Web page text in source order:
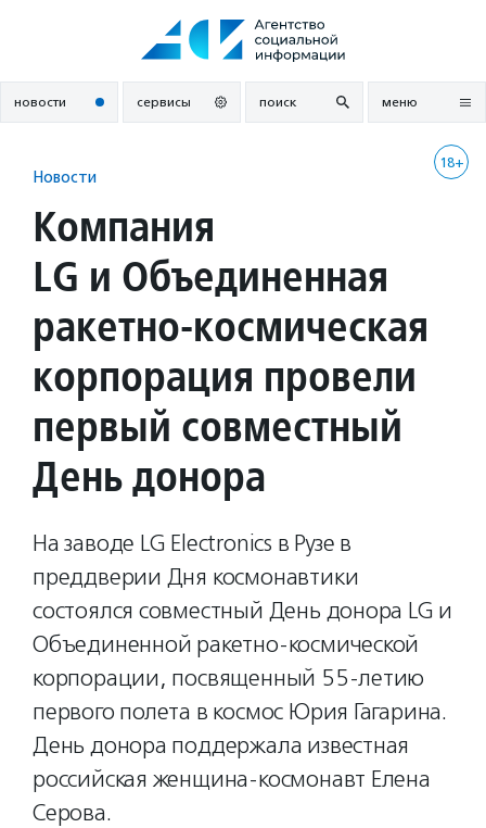
новости сервисы поиск меню
18+
Новости
Компания
LG и Объединенная
ракетно-космическая
корпорация провели
первый совместный
День донора
На заводе LG Electronics в Рузе в
преддверии Дня космонавтики
состоялся совместный День донора LG и
Объединенной ракетно-космической
корпорации, посвященный 55-летию
первого полета в космос Юрия Гагарина.
День донора поддержала известная
российская женщина-космонавт Елена
Серова.